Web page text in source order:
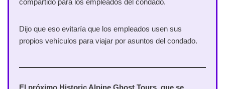
Dijo que eso evitaría que los empleados usen sus
propios vehículos para viajar por asuntos del condado.
El próximo Historic Alpine Ghost Tours, que se